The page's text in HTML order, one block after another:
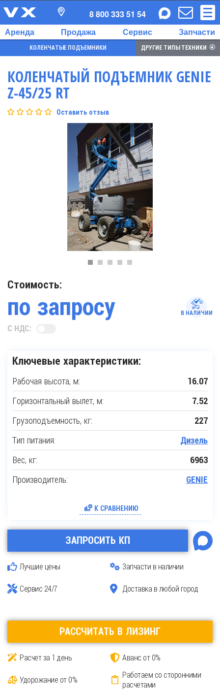
Аренда Продажа Сервис Запчасти
8 800 333 51 54
КОЛЕНЧАТЫЕ ПОДЪЕМНИКИ ДРУГИЕ ТИПЫ ТЕХНИКИ
КОЛЕНЧАТЫЙ ПОДЪЕМНИК GENIE
Z-45/25 RT
Оставить отзыв
Ключевые характеристики:
Рабочая высота, м: 16.07
Горизонтальный вылет, м: 7.52
Грузоподъемность, кг: 227
Тип питания: Дизель
Вес, кг: 6963
Производитель: GENIE
К СРАВНЕНИЮ
ЗАПРОСИТЬ КП
Лучшие цены Запчасти в наличии
Сервис 24/7 Доставка в любой город
РАССЧИТАТЬ В ЛИЗИНГ
Расчет за 1 день Аванс от 0%
Удорожание от 0%
Работаем со сторонними
расчетами
Стоимость:
по запросу В НАЛИЧИИ
С НДС: